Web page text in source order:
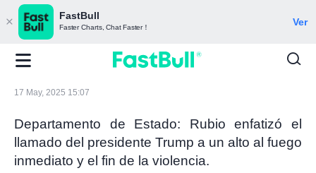
FastBull
Faster Charts, Chat Faster！ Ver
17 May, 2025 15:07
Departamento de Estado: Rubio enfatizó el
llamado del presidente Trump a un alto al fuego
inmediato y el fin de la violencia.